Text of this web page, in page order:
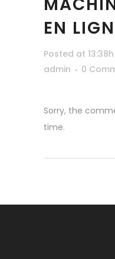
EN
Posted at 13:38h
admin
0
Sorry, the
time.